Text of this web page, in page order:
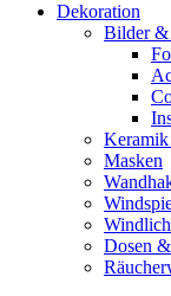
Dekoration
Bilder &
Masken
Dosen